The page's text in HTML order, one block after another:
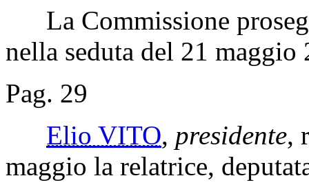
La Commissione
nella seduta del 21 maggio
Pag. 29
Elio VITO, presidente,
maggio la relatrice,